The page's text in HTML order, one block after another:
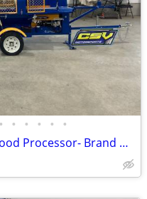
• • • • • •
Range-Road EcoPro 300 Firewood Processor- Brand New in Stock!